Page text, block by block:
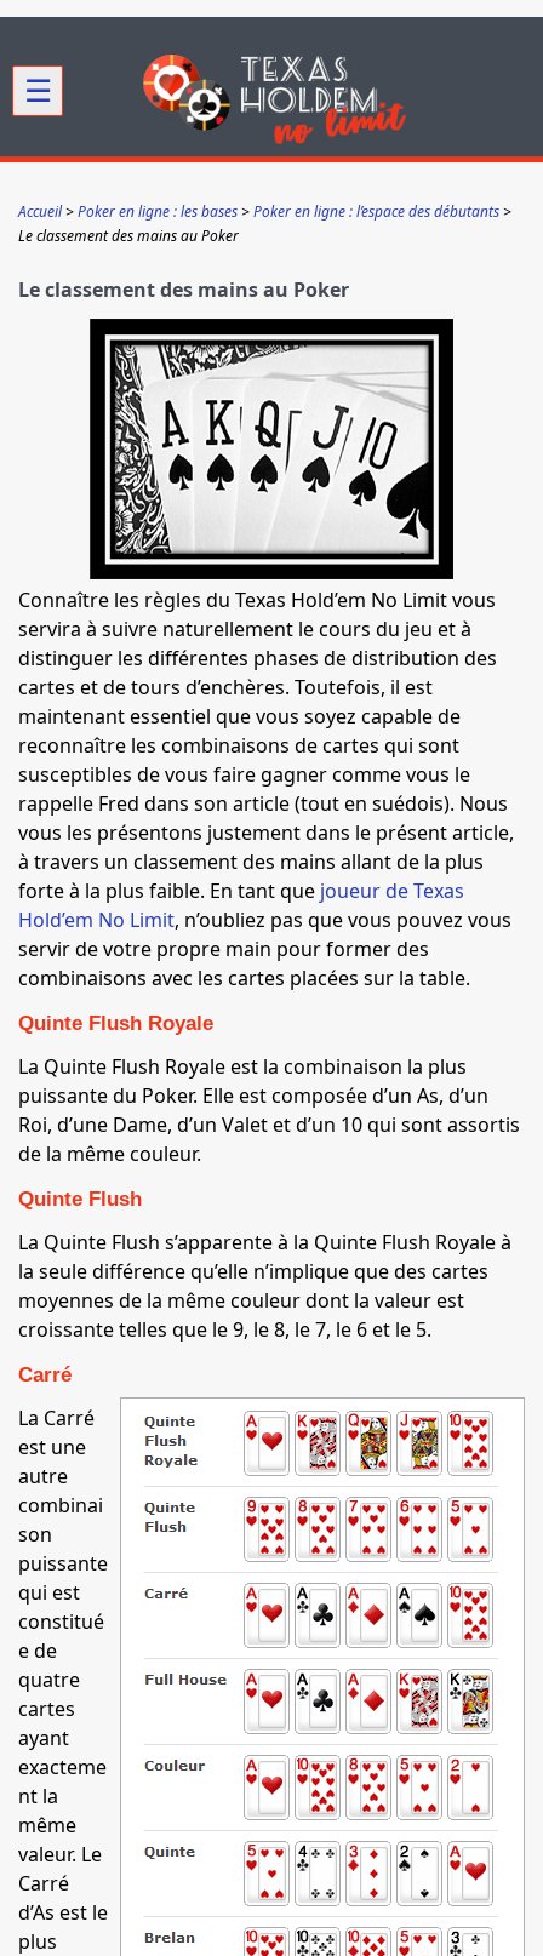
☰
Accueil Poker en ligne : les bases
Poker en ligne : l’espace des débutants
Le classement des mains au Poker
Le classement des mains au Poker
Connaître les règles du Texas Hold’em No Limit vous
servira à suivre naturellement le cours du jeu et à
distinguer les différentes phases de distribution des
cartes et de tours d’enchères. Toutefois, il est
maintenant essentiel que vous soyez capable de
reconnaître les combinaisons de cartes qui sont
susceptibles de vous faire gagner comme vous le
rappelle Fred dans son article (tout en suédois). Nous
vous les présentons justement dans le présent article,
à travers un classement des mains allant de la plus
forte à la plus faible. En tant que joueur de Texas
Hold’em No Limit, n’oubliez pas que vous pouvez vous
servir de votre propre main pour former des
combinaisons avec les cartes placées sur la table.
Quinte Flush Royale
La Quinte Flush Royale est la combinaison la plus
puissante du Poker. Elle est composée d’un As, d’un
Roi, d’une Dame, d’un Valet et d’un 10 qui sont assortis
de la même couleur.
Quinte Flush
La Quinte Flush s’apparente à la Quinte Flush Royale à
la seule différence qu’elle n’implique que des cartes
moyennes de la même couleur dont la valeur est
croissante telles que le 9, le 8, le 7, le 6 et le 5.
Carré
La Carré
est une
autre
combinai
son
puissante
qui est
constitué
e de
quatre
cartes
ayant
exacteme
nt la
même
valeur. Le
Carré
d’As est le
plus